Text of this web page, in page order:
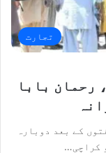
تجارت
رحمان بابا
کے بعد دوبارہ
کراچی…